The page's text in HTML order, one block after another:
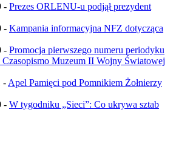
- Prezes ORLENU-u podjął prezydent
- Kampania informacyjna NFZ dotycząca
- Promocja pierwszego numeru periodyku
Czasopismo Muzeum II Wojny Światowej
- Apel Pamięci pod Pomnikiem Żołnierzy
- W tygodniku „Sieci”: Co ukrywa sztab